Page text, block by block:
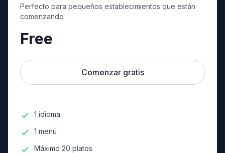
Perfecto para pequeños establecimientos que están
comenzando
Free
Comenzar gratis
1 idioma
1 menú
Máximo 20 platos